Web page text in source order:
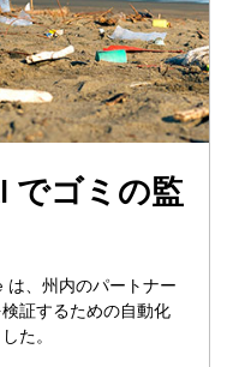
でゴミの監
、州内のパートナー
証するための自動化
た。